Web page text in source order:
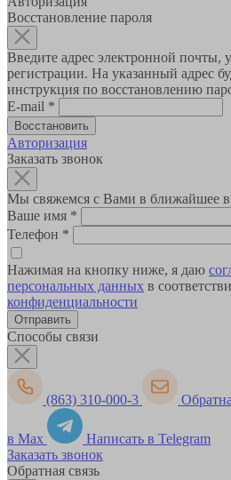
Восстановление пароля
Введите адрес электронной почты,
регистрации. На указанный адрес
инструкция по восстановлению
E-mail *
Авторизация
Заказать звонок
Мы свяжемся с Вами в ближайшее
Ваше имя *
Телефон *
Нажимая на кнопку ниже, я даю
персональных данных в
конфиденциальности
Способы связи
(863) 310-000-3
в Max
Написать в Telegram
Заказать звонок
Обратная связь